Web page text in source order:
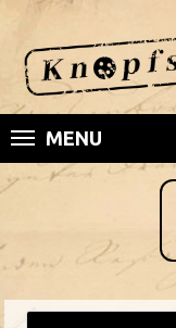
MENU